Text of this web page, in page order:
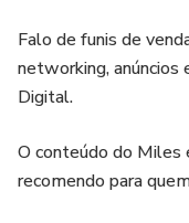
Falo de funis de
networking, anúncios
Digital.
O conteúdo do Miles
recomendo para